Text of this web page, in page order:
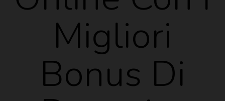
Migliori
Bonus Di